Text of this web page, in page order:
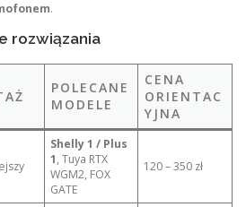
.
rozwiązania
POLECANE
MODELE
CENA
ORIENTAC
YJNA
Shelly 1 / Plus
1, Tuya RTX
WGM2, FOX
GATE
120 – 350 zł